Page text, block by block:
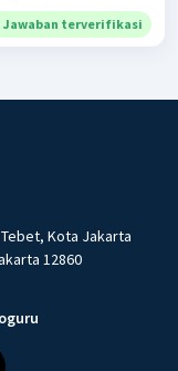
Jawaban terverifikasi
Tebet, Kota Jakarta
12860